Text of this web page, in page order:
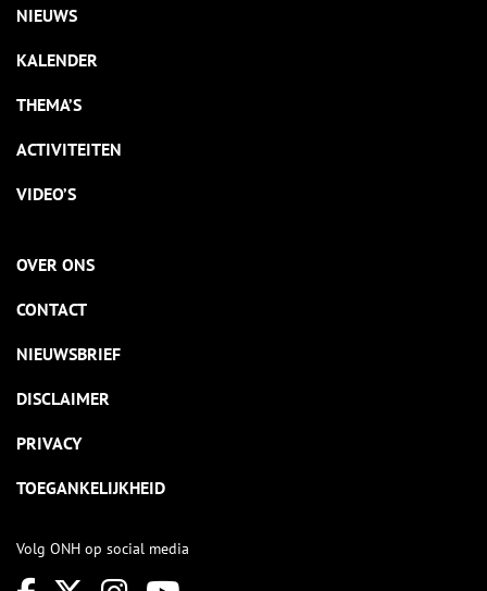
NIEUWS
KALENDER
THEMA’S
ACTIVITEITEN
VIDEO’S
OVER ONS
CONTACT
NIEUWSBRIEF
DISCLAIMER
PRIVACY
TOEGANKELIJKHEID
Volg ONH op social media